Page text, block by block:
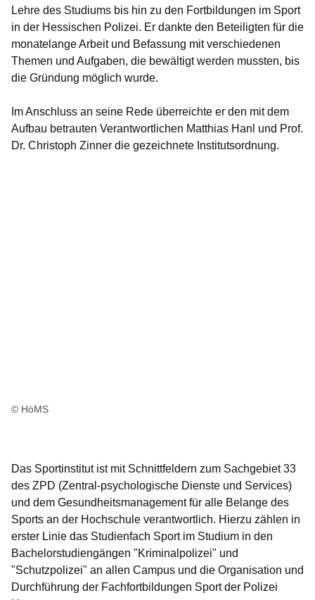
Lehre des Studiums bis hin zu den Fortbildungen im Sport
in der Hessischen Polizei. Er dankte den Beteiligten für die
monatelange Arbeit und Befassung mit verschiedenen
Themen und Aufgaben, die bewältigt werden mussten, bis
die Gründung möglich wurde.
Im Anschluss an seine Rede überreichte er den mit dem
Aufbau betrauten Verantwortlichen Matthias Hanl und Prof.
Dr. Christoph Zinner die gezeichnete Institutsordnung.
© HöMS
Das Sportinstitut ist mit Schnittfeldern zum Sachgebiet 33
des ZPD (Zentral-psychologische Dienste und Services)
und dem Gesundheitsmanagement für alle Belange des
Sports an der Hochschule verantwortlich. Hierzu zählen in
erster Linie das Studienfach Sport im Studium in den
Bachelorstudiengängen "Kriminalpolizei" und
"Schutzpolizei" an allen Campus und die Organisation und
Durchführung der Fachfortbildungen Sport der Polizei